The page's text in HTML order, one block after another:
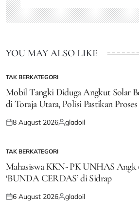
YOU MAY ALSO LIKE
POSTED
IN
TAK BERKATEGORI
Mobil Tangki Diduga Angkut Solar
di Toraja Utara, Polisi Pastikan
Posted
8 August 2026Posted
gladoil
POSTED
IN
TAK BERKATEGORI
Mahasiswa KKN- PK UNHAS Angk
‘BUNDA CERDAS’ di Sidrap
Posted
6 August 2026Posted
gladoil